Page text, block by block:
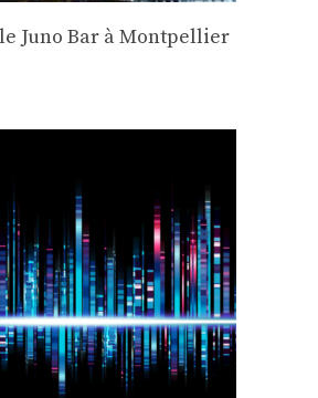
Juno Bar à Montpellier